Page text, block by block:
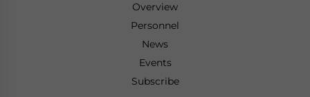
Overview
Personnel
News
Events
Subscribe